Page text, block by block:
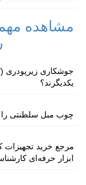
مشاهده
یکدیگرند؟
چوب مبل سلطنتی را
مرجع خرید تجهیزات
ابزار حرفه‌ای